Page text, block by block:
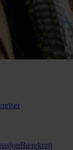
Bærekraft